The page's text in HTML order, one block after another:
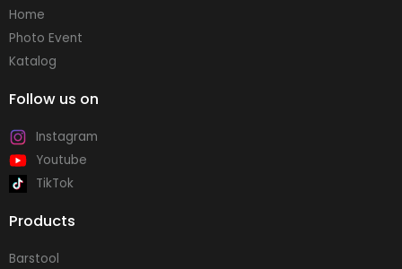
Home
Photo Event
Katalog
Follow us on
Instagram
Youtube
TikTok
Products
Barstool